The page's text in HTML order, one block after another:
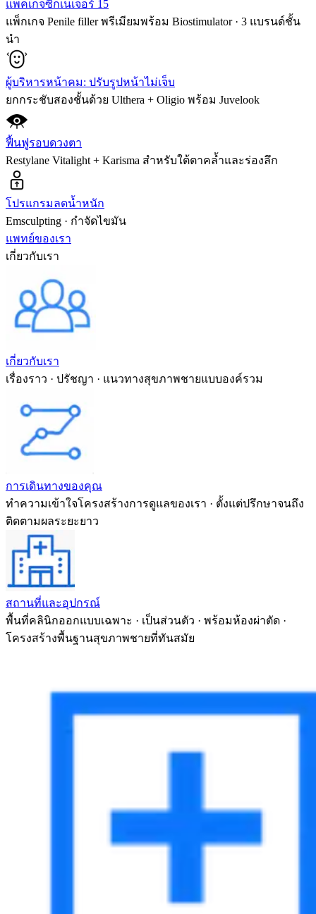
แพ็คเกจซิกเนเจอร์ 15
แพ็กเกจ Penile filler พรีเมียมพร้อม Biostimulator · 3 แบรนด์ชั้น
นำ
ผู้บริหารหน้าคม: ปรับรูปหน้าไม่เจ็บ
ยกกระชับสองชั้นด้วย Ulthera + Oligio พร้อม Juvelook
ฟื้นฟูรอบดวงตา
Restylane Vitalight + Karisma สำหรับใต้ตาคล้ำและร่องลึก
โปรแกรมลดน้ำหนัก
Emsculpting · กำจัดไขมัน
แพทย์ของเรา
เกี่ยวกับเรา
เกี่ยวกับเรา
เรื่องราว · ปรัชญา · แนวทางสุขภาพชายแบบองค์รวม
การเดินทางของคุณ
ทำความเข้าใจโครงสร้างการดูแลของเรา · ตั้งแต่ปรึกษาจนถึง
ติดตามผลระยะยาว
สถานที่และอุปกรณ์
พื้นที่คลินิกออกแบบเฉพาะ · เป็นส่วนตัว · พร้อมห้องผ่าตัด ·
โครงสร้างพื้นฐานสุขภาพชายที่ทันสมัย